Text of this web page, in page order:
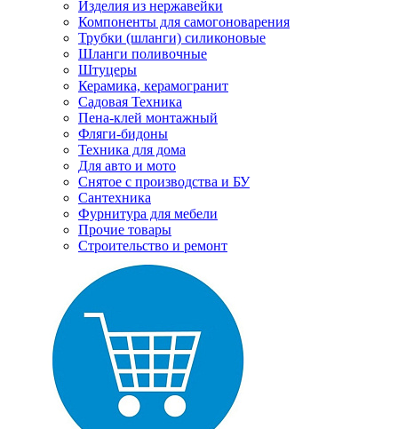
Изделия из нержавейки
Компоненты для самогоноварения
Трубки (шланги) силиконовые
Шланги поливочные
Штуцеры
Керамика, керамогранит
Садовая Техника
Пена-клей монтажный
Фляги-бидоны
Техника для дома
Для авто и мото
Снятое с производства и БУ
Сантехника
Фурнитура для мебели
Прочие товары
Строительство и ремонт